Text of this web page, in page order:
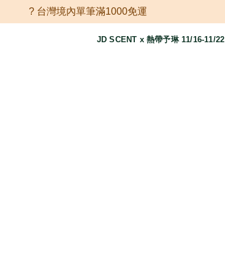
JD SCENT x 熱帶予琳 11/16-11/22
? 台灣境內單筆滿1000免運